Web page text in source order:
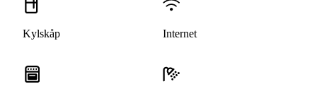
Kylskåp Internet